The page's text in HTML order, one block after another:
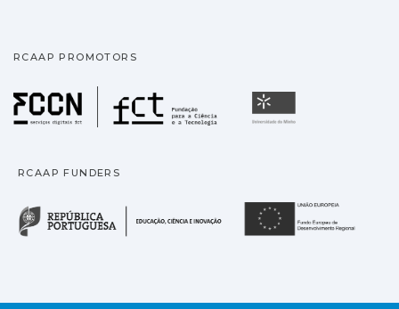
RCAAP PROMOTORS
Fundação para a
RCAAP FUNDERS
República Portuguesa